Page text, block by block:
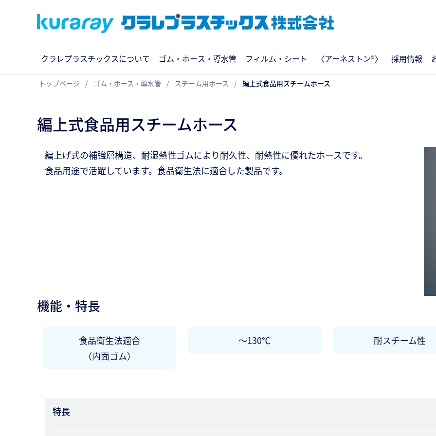
クラレプラスチックスについて ゴム・ホース・導水管 フィルム・シート 〈アーネストン®〉 採用情報
トップページ ゴム・ホース・導水管 スチーム用ホース 編上式食品用スチームホース
編上式食品用スチームホース
編上げ式の補強層構造、耐湿熱性ゴムにより耐久性、耐熱性に優れたホースです。
食品用途で活躍しています。食品衛生法に適合した製品です。
機能・特長
食品衛生法適合
（内面ゴム）
～130℃ 耐スチーム性
特長